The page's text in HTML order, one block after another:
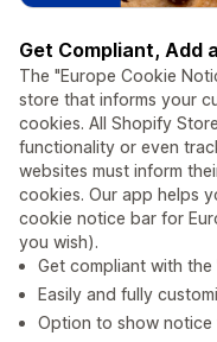
Get Compliant, Add
The "Europe Cookie
store that informs your
cookies. All Shopify
functionality or even
websites must inform
cookies. Our app helps
cookie notice bar for
you wish).
Get compliant with the
Easily and fully
Option to show notice